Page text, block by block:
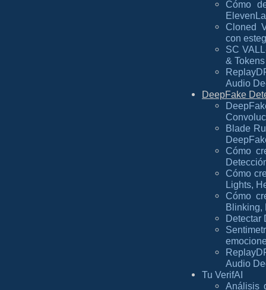
Cómo
Cloned
con
SC
&
Audio
DeepFake
Blade
Cómo
Cómo
Lights,
Cómo
Blinking,
Detectar
Audio
Tu VerifAI
Análisis